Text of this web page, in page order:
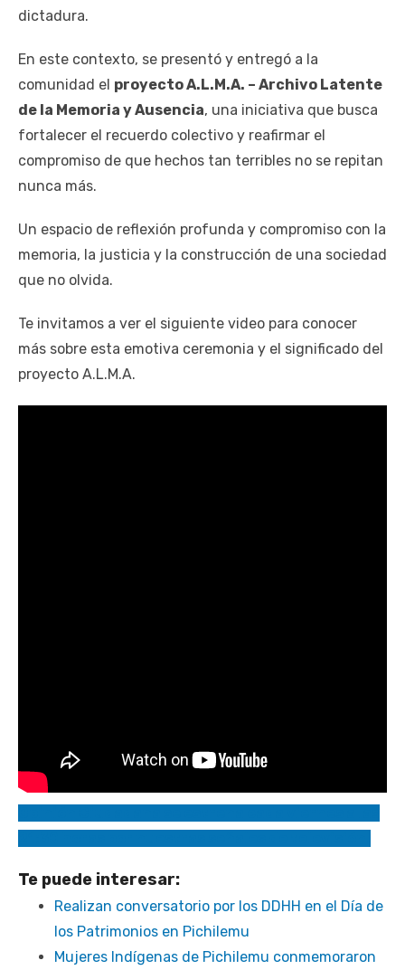
dictadura.
En este contexto, se presentó y entregó a la
comunidad el proyecto A.L.M.A. – Archivo Latente
de la Memoria y Ausencia, una iniciativa que busca
fortalecer el recuerdo colectivo y reafirmar el
compromiso de que hechos tan terribles no se repitan
nunca más.
Un espacio de reflexión profunda y compromiso con la
memoria, la justicia y la construcción de una sociedad
que no olvida.
Te invitamos a ver el siguiente video para conocer
más sobre esta emotiva ceremonia y el significado del
proyecto A.L.M.A.
Te puede interesar:
Realizan conversatorio por los DDHH en el Día de
los Patrimonios en Pichilemu
Mujeres Indígenas de Pichilemu conmemoraron